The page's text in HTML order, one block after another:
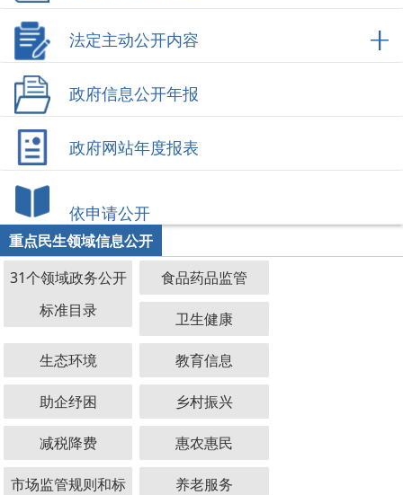
法定主动公开内容
政府信息公开年报
政府网站年度报表
依申请公开
重点民生领域信息公开
31个领域政务公开
标准目录
食品药品监管
卫生健康
生态环境 教育信息
助企纾困 乡村振兴
减税降费 惠农惠民
市场监管规则和标
养老服务